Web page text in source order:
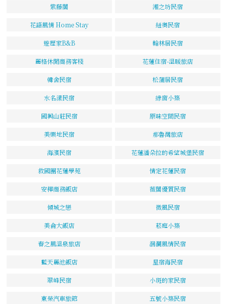
紫藤閣 湘之坊民宿
花語風情 Home Stay 紐奧民宿
遊歷家B&B 翰林居民宿
麗格休閒商務客棧 花蓮住宿-溫暖旅店
韓舍民宿 松蒲居民宿
水名漾民宿 綠窗小築
國興山莊民宿 原味空間民宿
美樂地民宿 那魯灣旅店
海濱民宿 花蓮潘朵拉的希望城堡民宿
救國團花蓮學苑 情定花蓮民宿
安樺商務飯店 薇閣優質民宿
傾城之戀 微風民宿
美侖大飯店 菘庭小築
春之風溫泉旅店 洄瀾風情民宿
藍天麗池飯店 星宿海民宿
翠峰民宿 小斑的家民宿
東榮汽車旅館 五號小築民宿